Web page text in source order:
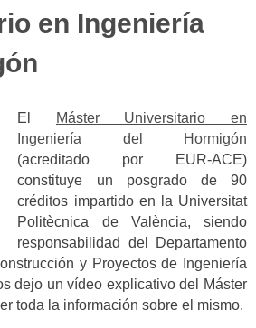
en Ingeniería
El
Máster Universitario en
Ingeniería del Hormigón
(acreditado por EUR-ACE)
constituye un posgrado de 90
créditos impartido en la Universitat
Politècnica de València, siendo
responsabilidad del Departamento
y Proyectos de Ingeniería
dejo un vídeo explicativo del Máster
toda la información sobre el mismo.